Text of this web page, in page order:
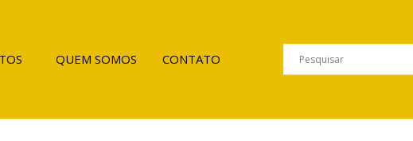
QUEM SOMOS CONTATO